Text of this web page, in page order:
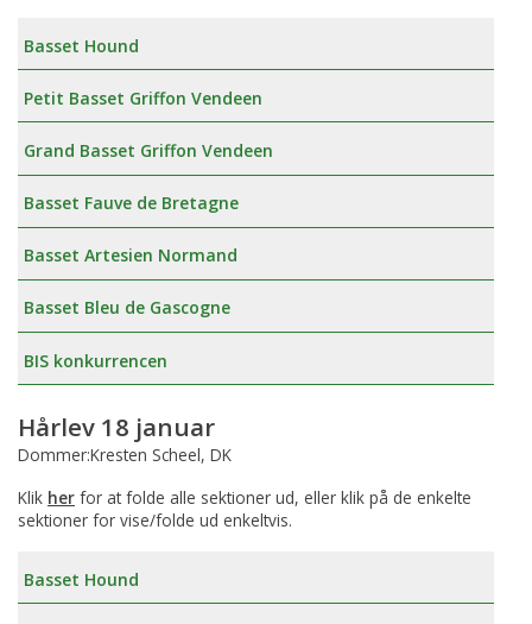
Basset Hound
Petit Basset Griffon Vendeen
Grand Basset Griffon Vendeen
Basset Fauve de Bretagne
Basset Artesien Normand
Basset Bleu de Gascogne
BIS konkurrencen
Hårlev 18 januar
Dommer:Kresten Scheel, DK
Klik her for at folde alle sektioner ud, eller klik på de enkelte
sektioner for vise/folde ud enkeltvis.
Basset Hound